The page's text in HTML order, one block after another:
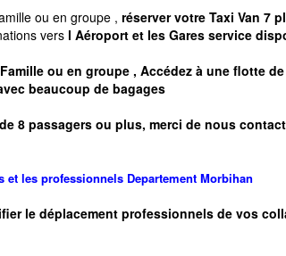
ou en groupe , réserver votre Taxi Van 7
vers l Aéroport et les Gares service
ou en groupe , Accédez à une flotte
beaucoup de bagages
8 passagers ou plus, merci de nous
et les professionnels Departement Morbihan
le déplacement professionnels de vos